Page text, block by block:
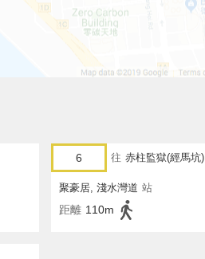
6 往 赤柱監獄(經馬坑)
聚豪居, 淺水灣道 站
距離 110m